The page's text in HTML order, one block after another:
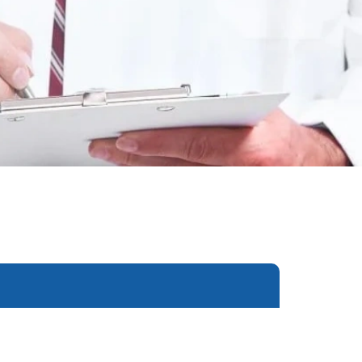
компульсивного
атак